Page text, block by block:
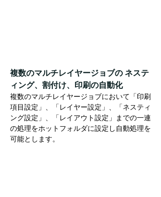
複数のマルチレイヤージョブの ネステ
ィング、割付け、印刷の自動化
複数のマルチレイヤージョブにおいて「印刷
項目設定」、「レイヤー設定」、「ネスティ
ング設定」、「レイアウト設定」までの一連
の処理をホットフォルダに設定し自動処理を
可能とします。